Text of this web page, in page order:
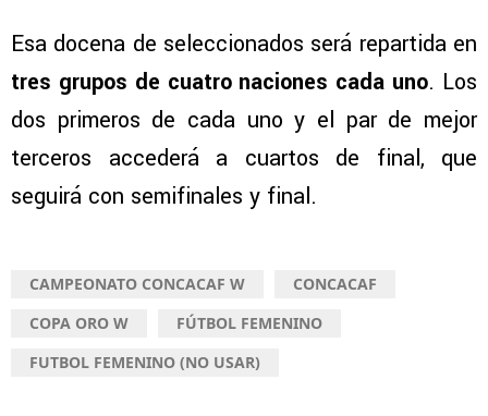
Esa docena de seleccionados será repartida en
tres grupos de cuatro naciones cada uno. Los
dos primeros de cada uno y el par de mejor
terceros accederá a cuartos de final, que
seguirá con semifinales y final.
CAMPEONATO CONCACAF W
CONCACAF
COPA ORO W
FÚTBOL FEMENINO
FUTBOL FEMENINO (NO USAR)